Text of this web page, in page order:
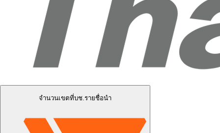
จำนวนเขตที่บช.รายชื่อนำ